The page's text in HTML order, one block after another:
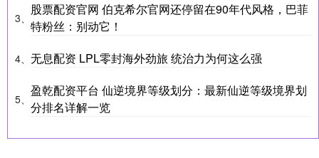
3、
股票配资官网 伯克希尔官网还停留在90年代风格，巴菲
特粉丝：别动它！
4、 无息配资 LPL零封海外劲旅 统治力为何这么强
5、
盈乾配资平台 仙逆境界等级划分：最新仙逆等级境界划
分排名详解一览